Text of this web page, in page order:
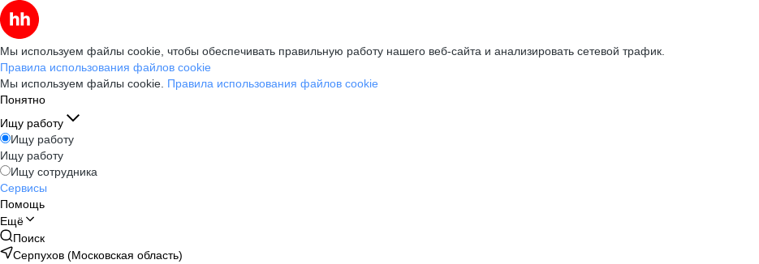
Мы используем файлы cookie, чтобы обеспечивать правильную работу нашего веб-сайта и анализировать сетевой трафик.
Правила использования файлов cookie
Мы используем файлы cookie. Правила использования файлов cookie
Понятно
Ищу работу
Ищу работу
Ищу работу
Ищу сотрудника
Сервисы
Помощь
Ещё
Поиск
Серпухов (Московская область)